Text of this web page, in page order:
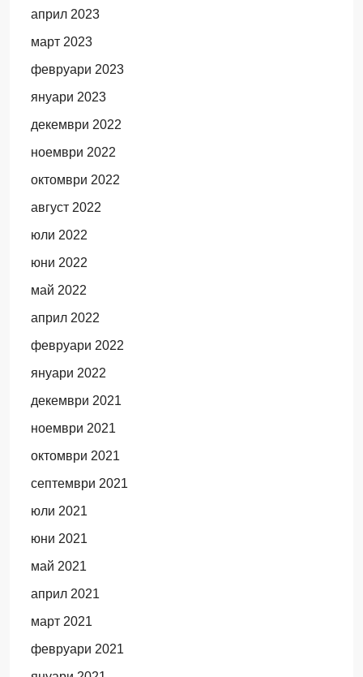
април 2023
март 2023
февруари 2023
януари 2023
декември 2022
ноември 2022
октомври 2022
август 2022
юли 2022
юни 2022
май 2022
април 2022
февруари 2022
януари 2022
декември 2021
ноември 2021
октомври 2021
септември 2021
юли 2021
юни 2021
май 2021
април 2021
март 2021
февруари 2021